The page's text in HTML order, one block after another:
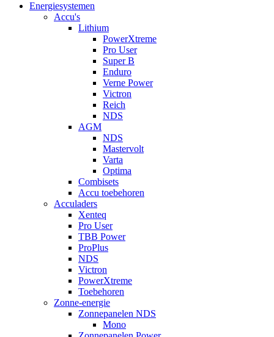
Energiesystemen
Accu's
Lithium
PowerXtreme
Pro User
Super B
Enduro
Verne Power
Victron
Reich
NDS
AGM
NDS
Mastervolt
Varta
Optima
Combisets
Accu toebehoren
Acculaders
Xenteq
Pro User
TBB Power
ProPlus
NDS
Victron
PowerXtreme
Toebehoren
Zonne-energie
Zonnepanelen NDS
Mono